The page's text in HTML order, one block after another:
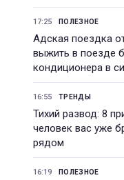
17:25 ПОЛЕЗНОЕ
Адская поездка
выжить в поезде
кондиционера в
16:55 ТРЕНДЫ
Тихий развод: 8
человек вас уже
рядом
16:19 ПОЛЕЗНОЕ